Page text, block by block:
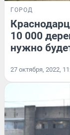
ГОРОД
10 000
нужно
27 октября, 2022,